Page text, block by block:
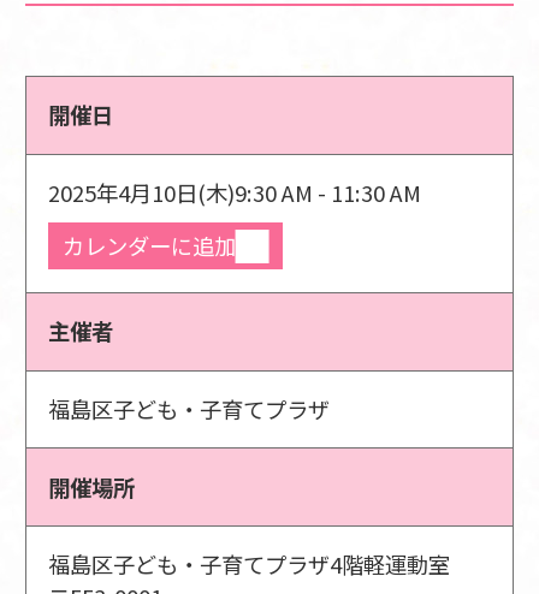
開催日
2025年4月10日(木)9:30 AM - 11:30 AM
カレンダーに追加
主催者
福島区子ども・子育てプラザ
開催場所
福島区子ども・子育てプラザ4階軽運動室